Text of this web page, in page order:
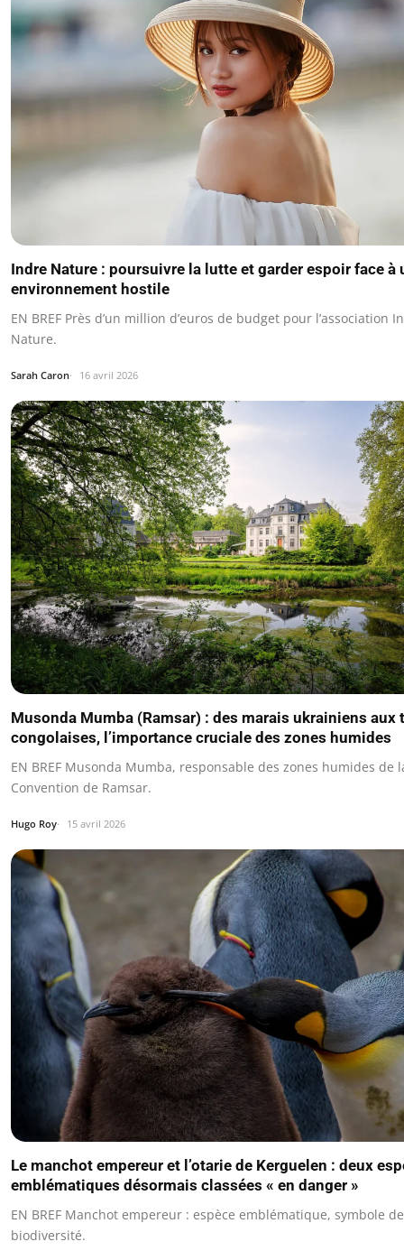
Indre Nature : poursuivre la lutte et garder espoir face à
environnement hostile
EN BREF Près d’un million d’euros de budget pour l’association
Nature.
Sarah Caron 16 avril 2026
Musonda Mumba (Ramsar) : des marais ukrainiens aux
congolaises, l’importance cruciale des zones humides
EN BREF Musonda Mumba, responsable des zones humides de
Convention de Ramsar.
Hugo Roy 15 avril 2026
Le manchot empereur et l’otarie de Kerguelen : deux
emblématiques désormais classées « en danger »
EN BREF Manchot empereur : espèce emblématique, symbole
biodiversité.